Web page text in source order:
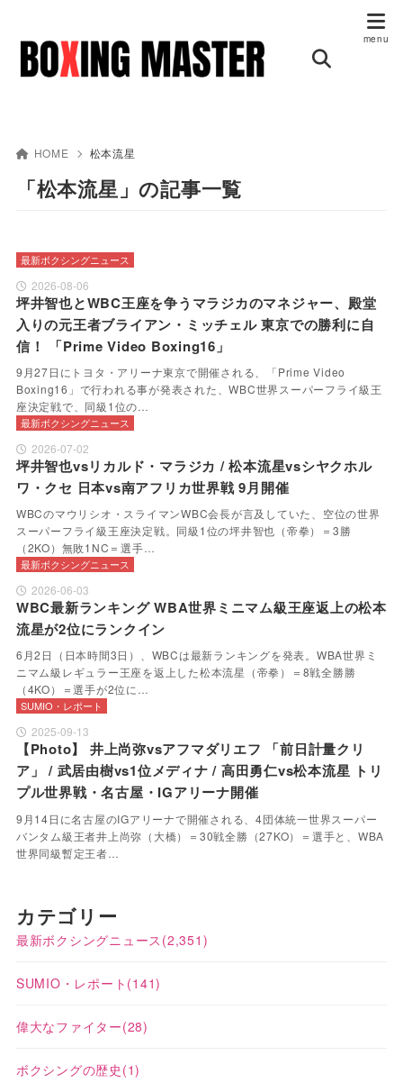
HOME 松本流星
「松本流星」の記事一覧
最新ボクシングニュース
2026-08-06
坪井智也とWBC王座を争うマラジカのマネジャー、殿堂
入りの元王者ブライアン・ミッチェル 東京での勝利に自
信！ 「Prime Video Boxing16」
9月27日にトヨタ・アリーナ東京で開催される、「Prime Video
Boxing16」で行われる事が発表された、WBC世界スーパーフライ級王
座決定戦で、同級1位の…
最新ボクシングニュース
2026-07-02
坪井智也vsリカルド・マラジカ / 松本流星vsシヤクホル
ワ・クセ 日本vs南アフリカ世界戦 9月開催
WBCのマウリシオ・スライマンWBC会長が言及していた、空位の世界
スーパーフライ級王座決定戦。同級1位の坪井智也（帝拳）＝3勝
（2KO）無敗1NC＝選手…
最新ボクシングニュース
2026-06-03
WBC最新ランキング WBA世界ミニマム級王座返上の松本
流星が2位にランクイン
6月2日（日本時間3日）、WBCは最新ランキングを発表。WBA世界ミ
ニマム級レギュラー王座を返上した松本流星（帝拳）＝8戦全勝勝
（4KO）＝選手が2位に…
SUMIO・レポート
2025-09-13
【Photo】 井上尚弥vsアフマダリエフ 「前日計量クリ
ア」 / 武居由樹vs1位メディナ / 高田勇仁vs松本流星 トリ
プル世界戦・名古屋・IGアリーナ開催
9月14日に名古屋のIGアリーナで開催される、4団体統一世界スーパー
バンタム級王者井上尚弥（大橋）＝30戦全勝（27KO）＝選手と、WBA
世界同級暫定王者…
カテゴリー
最新ボクシングニュース (2,351)
SUMIO・レポート (141)
偉大なファイター(28)
ボクシングの歴史 (1)